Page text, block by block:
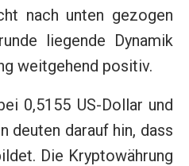
nach unten gezogen
liegende Dynamik
weitgehend positiv.
0,5155 US-Dollar und
deuten darauf hin, dass
Die Kryptowährung